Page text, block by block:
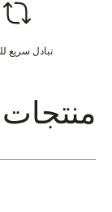
تبادل سريع